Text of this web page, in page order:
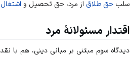
سلب حق طلاق از مرد، حق تحصیل و اشتغال
اقتدار مسئولانۀ مرد
دیدگاه سوم مبتنی بر مبانی دینی، هم با